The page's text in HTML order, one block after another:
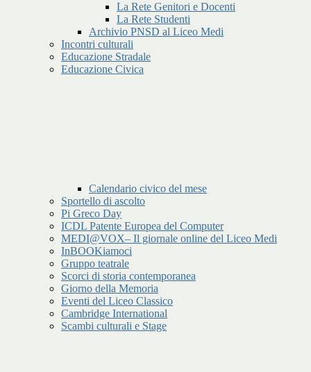
La Rete Genitori e Docenti
La Rete Studenti
Archivio PNSD al Liceo Medi
Incontri culturali
Educazione Stradale
Educazione Civica
Calendario civico del mese
Sportello di ascolto
Pi Greco Day
ICDL Patente Europea del Computer
MEDI@VOX– Il giornale online del Liceo Medi
InBOOKiamoci
Gruppo teatrale
Scorci di storia contemporanea
Giorno della Memoria
Eventi del Liceo Classico
Cambridge International
Scambi culturali e Stage